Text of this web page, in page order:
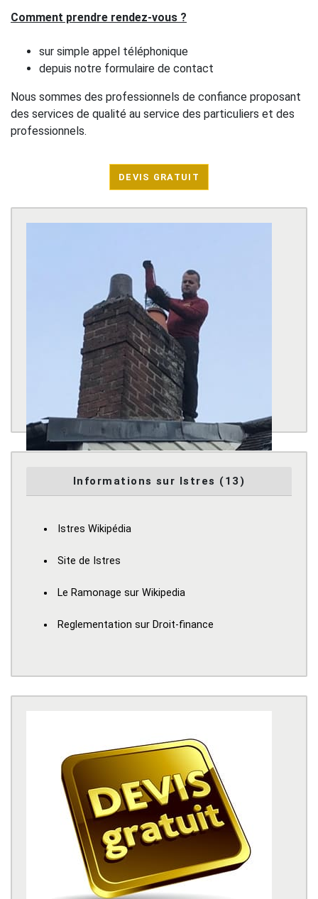
Comment prendre rendez-vous ?
sur simple appel téléphonique
depuis notre formulaire de contact
Nous sommes des professionnels de confiance proposant
des services de qualité au service des particuliers et des
professionnels.
DEVIS GRATUIT
Informations sur Istres (13)
Istres Wikipédia
Site de Istres
Le Ramonage sur Wikipedia
Reglementation sur Droit-finance